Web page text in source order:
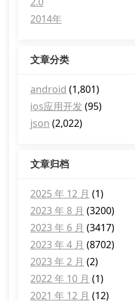
2014年
文章分类
android (1,801)
ios应用开发 (95)
json (2,022)
文章归档
2025 年 12 月 (1)
2023 年 8 月 (3200)
2023 年 6 月 (3417)
2023 年 4 月 (8702)
2023 年 2 月 (2)
2022 年 10 月 (1)
2021 年 12 月 (12)